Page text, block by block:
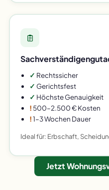
✓ Rechtssicher
✓ Gerichtsfest
✓ Höchste Genauigkeit
! 500–2.500 € Kosten
!1–3 Wochen Dauer
Ideal für: Erbschaft,
Jetzt